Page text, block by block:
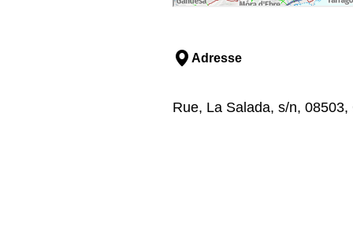
Adresse
Rue, La Salada, s/n,